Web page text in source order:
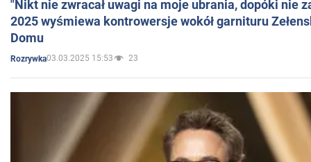
"Nikt nie zwracał uwagi na moje ubrania, dopóki nie
2025 wyśmiewa kontrowersje wokół garnituru
Domu
Rozrywka03.03.2025 15:53 23